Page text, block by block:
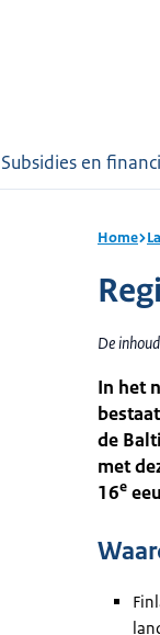
Subsidies en
Home
De
In het
de
met
16e